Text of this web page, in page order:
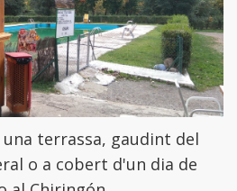
una terrassa, gaudint del
o a cobert d'un dia de